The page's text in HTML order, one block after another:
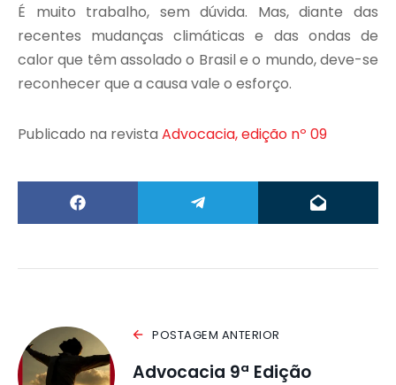
É muito trabalho, sem dúvida. Mas, diante das
recentes mudanças climáticas e das ondas de
calor que têm assolado o Brasil e o mundo, deve-se
reconhecer que a causa vale o esforço.
Publicado na revista Advocacia, edição nº 09
POSTAGEM ANTERIOR
Advocacia 9ª Edição